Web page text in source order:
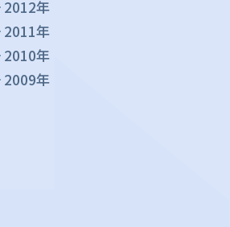
2012年
2011年
2010年
2009年